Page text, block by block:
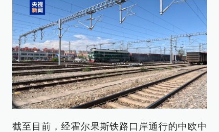
截至目前，经霍尔果斯铁路口岸通行的中欧中